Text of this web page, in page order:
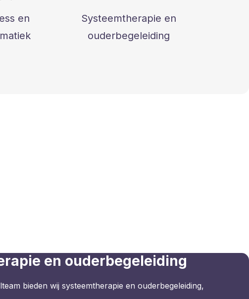
en
Systeemtherapie en
ouderbegeleiding
en ouderbegeleiding
bieden wij systeemtherapie en ouderbegeleiding,